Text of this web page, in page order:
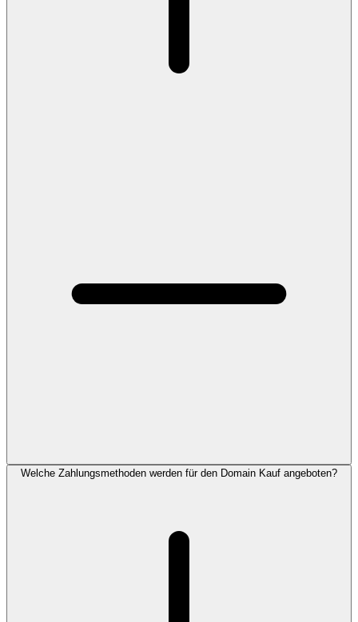
Welche Zahlungsmethoden werden für den Domain Kauf angeboten?